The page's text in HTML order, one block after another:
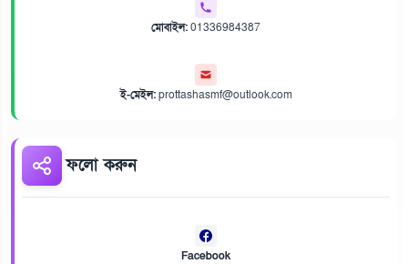
মোবাইল:01336984387
ই-মেইল:prottashasmf@outlook.com
ফলো করুন
Facebook